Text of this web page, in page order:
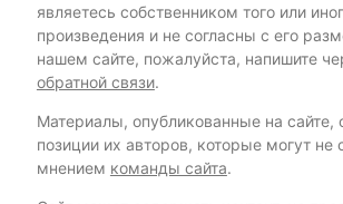
являетесь собственником того или
произведения и не согласны с его
нашем сайте, пожалуйста, напишите
обратной связи.
Материалы, опубликованные на сайте,
позиции их авторов, которые могут не
мнением команды сайта.